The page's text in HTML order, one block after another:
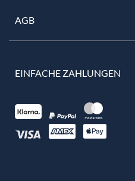
AGB
EINFACHE ZAHLUNGEN